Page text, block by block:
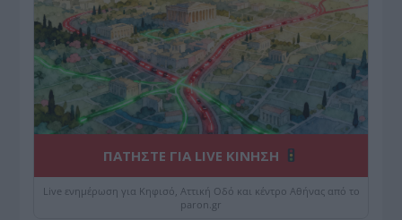
ΠΑΤΗΣΤΕ ΓΙΑ LIVE ΚΙΝΗΣΗ
Live ενημέρωση για Κηφισό, Αττική Οδό και κέντρο Αθήνας από το
paron.gr